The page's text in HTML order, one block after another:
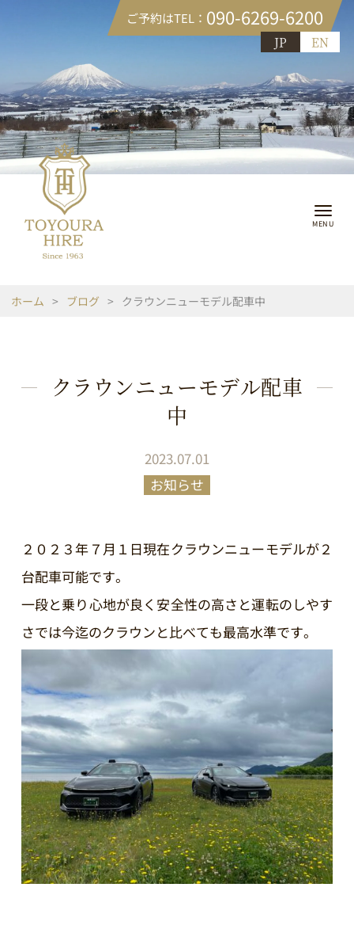
ご予約はTEL： 090-6269-6200
JP EN
ホーム > ブログ > クラウンニューモデル配車中
クラウンニューモデル配車
中
2023.07.01
お知らせ
２０２３年７月１日現在クラウンニューモデルが２
台配車可能です。
一段と乗り心地が良く安全性の高さと運転のしやす
さでは今迄のクラウンと比べても最高水準です。